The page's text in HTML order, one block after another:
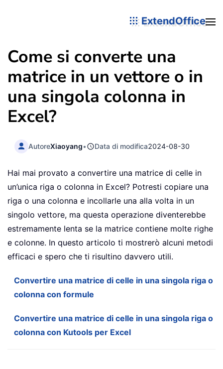
ExtendOffice
Come si converte una
matrice in un vettore o in
una singola colonna in
Excel?
AutoreXiaoyang• Data di modifica2024-08-30
Hai mai provato a convertire una matrice di celle in
un’unica riga o colonna in Excel? Potresti copiare una
riga o una colonna e incollarle una alla volta in un
singolo vettore, ma questa operazione diventerebbe
estremamente lenta se la matrice contiene molte righe
e colonne. In questo articolo ti mostrerò alcuni metodi
efficaci e spero che ti risultino davvero utili.
Convertire una matrice di celle in una singola riga o
colonna con formule
Convertire una matrice di celle in una singola riga o
colonna con Kutools per Excel